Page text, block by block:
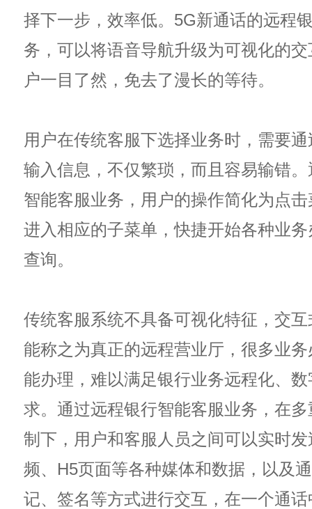
择下一步，效率低。5G新通话的远程
务，可以将语音导航升级为可视化的
户一目了然，免去了漫长的等待。
用户在传统客服下选择业务时，需要
输入信息，不仅繁琐，而且容易输错
智能客服业务，用户的操作简化为点
进入相应的子菜单，快捷开始各种业
查询。
传统客服系统不具备可视化特征，交
能称之为真正的远程营业厅，很多业
能办理，难以满足银行业务远程化、
求。通过远程银行智能客服业务，在
制下，用户和客服人员之间可以实时
频、H5页面等各种媒体和数据，以及
记、签名等方式进行交互，在一个通